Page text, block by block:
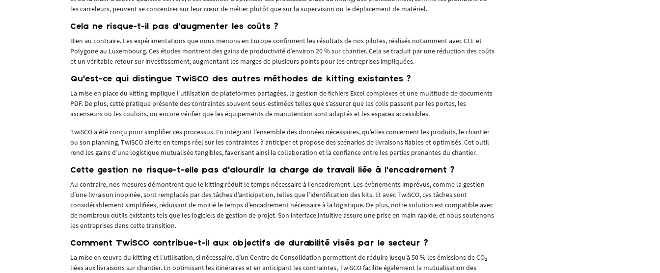
les carreleurs, peuvent se concentrer sur leur cœur de métier plutôt que sur la supervision ou le déplacement de matériel.
Cela ne risque-t-il pas d’augmenter les coûts ?
Bien au contraire. Les expérimentations que nous menons en Europe confirment les résultats de nos pilotes, réalisés notamment avec CLE et
Polygone au Luxembourg. Ces études montrent des gains de productivité d’environ 20 % sur chantier. Cela se traduit par une réduction des coûts
et un véritable retour sur investissement, augmentant les marges de plusieurs points pour les entreprises impliquées.
Qu’est-ce qui distingue TwiSCO des autres méthodes de kitting existantes ?
La mise en place du kitting implique l’utilisation de plateformes partagées, la gestion de fichiers Excel complexes et une multitude de documents
PDF. De plus, cette pratique présente des contraintes souvent sous-estimées telles que s’assurer que les colis passent par les portes, les
ascenseurs ou les couloirs, ou encore vérifier que les équipements de manutention sont adaptés et les espaces accessibles.
TwiSCO a été conçu pour simplifier ces processus. En intégrant l’ensemble des données nécessaires, qu’elles concernent les produits, le chantier
ou son planning, TwiSCO alerte en temps réel sur les contraintes à anticiper et propose des scénarios de livraisons fiables et optimisés. Cet outil
rend les gains d’une logistique mutualisée tangibles, favorisant ainsi la collaboration et la confiance entre les parties prenantes du chantier.
Cette gestion ne risque-t-elle pas d’alourdir la charge de travail liée à l’encadrement ?
Au contraire, nos mesures démontrent que le kitting réduit le temps nécessaire à l’encadrement. Les évènements imprévus, comme la gestion
d’une livraison inopinée, sont remplacés par des tâches d’anticipation, telles que l’identification des kits. Et avec TwiSCO, ces tâches sont
considérablement simplifiées, réduisant de moitié le temps d’encadrement nécessaire à la logistique. De plus, notre solution est compatible avec
de nombreux outils existants tels que les logiciels de gestion de projet. Son interface intuitive assure une prise en main rapide, et nous soutenons
les entreprises dans cette transition.
Comment TwiSCO contribue-t-il aux objectifs de durabilité visés par le secteur ?
La mise en œuvre du kitting et l’utilisation, si nécessaire, d’un Centre de Consolidation permettent de réduire jusqu’à 50 % les émissions de CO₂
liées aux livraisons sur chantier. En optimisant les itinéraires et en anticipant les contraintes, TwiSCO facilite également la mutualisation des